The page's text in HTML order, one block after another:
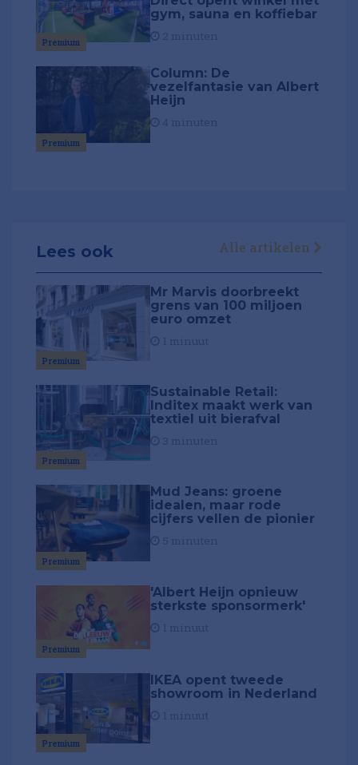
Premium
gym, sauna en koffiebar
Premium
Column: De
vezelfantasie van Albert
Heijn
Lees ook Alle artikelen
Premium
Mr Marvis doorbreekt
grens van 100 miljoen
euro omzet
Premium
Sustainable Retail:
Inditex maakt werk van
textiel uit bierafval
Premium
Mud Jeans: groene
idealen, maar rode
cijfers vellen de pionier
Premium
'Albert Heijn opnieuw
sterkste sponsormerk'
Premium
IKEA opent tweede
showroom in Nederland